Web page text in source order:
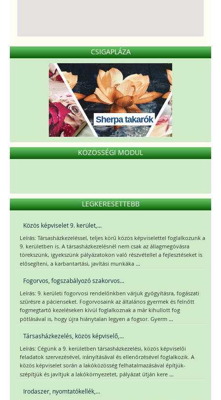
CSIGAPLÁZA
Sherpa takarók
KÖZÖSSÉGI MODUL
LEGKERESETTEBB
Közös képviselet 9. kerület,...
Leírás: Társasházkezeléssel, teljes körű közös képviselettel foglalkozunk a
9. kerületben is. A társasházkezelésnél nem csak az állagmegóvásra
törekszünk, igyekszünk pályázatokon való részvétellel a fejlesztéseket is
elősegíteni, a karbantartási, javítási munkáka ...
Fogorvos, fogszabályozó szakorvos...
Leírás: 9. kerületi fogorvosi rendelőnkben várjuk gyógyításra, fogászati
szűrésre a pácienseket. Fogorvosaink az általános gyermek és felnőtt
fogmegtartó kezeléseken kívül foglalkoznak a már kihullott fog
pótlásával is, hogy újra hiánytalan legyen a fogsor. Gyerm ...
Társasházkezelés, közös képviselő,...
Leírás: Cégünk a 9. kerületben társasházkezelési, közös képviselői
feladatok szervezésével, irányításával és ellenőrzésével foglalkozik. A
közös képviselet során a lakóközösség felhatalmazásával építjük-
szépítjük és javítjuk a lakókörnyezetet, pályázat útján kere ...
Irodaszer, nyomtatókellék,...